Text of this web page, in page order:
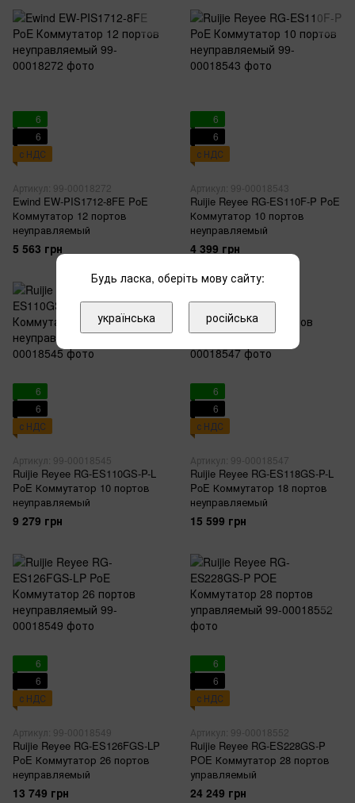
6
6
с НДС
Артикул: 99-00018272
Ewind EW-PIS1712-8FE PoE
Коммутатор 12 портов
неуправляемый
5 563 грн
6
6
с НДС
Артикул: 99-00018543
Ruijie Reyee RG-ES110F-P PoE
Коммутатор 10 портов
неуправляемый
4 399 грн
6
6
с НДС
Артикул: 99-00018545
Ruijie Reyee RG-ES110GS-P-L
PoE Коммутатор 10 портов
неуправляемый
9 279 грн
6
6
с НДС
Артикул: 99-00018547
Ruijie Reyee RG-ES118GS-P-L
PoE Коммутатор 18 портов
неуправляемый
15 599 грн
6
6
с НДС
Артикул: 99-00018549
Ruijie Reyee RG-ES126FGS-LP
PoE Коммутатор 26 портов
неуправляемый
13 749 грн
6
6
с НДС
Артикул: 99-00018552
Ruijie Reyee RG-ES228GS-P
POE Коммутатор 28 портов
управляемый
24 249 грн
Будь ласка, оберіть мову сайту:
українська російська